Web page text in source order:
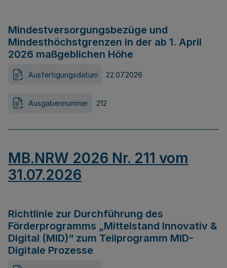
Mindestversorgungsbezüge und
Mindesthöchstgrenzen in der ab 1. April
2026 maßgeblichen Höhe
Ausfertigungsdatum 22.07.2026
Ausgabennummer 212
MB.NRW 2026 Nr. 211 vom
31.07.2026
Richtlinie zur Durchführung des
Förderprogramms „Mittelstand Innovativ &
Digital (MID)“ zum Teilprogramm MID-
Digitale Prozesse